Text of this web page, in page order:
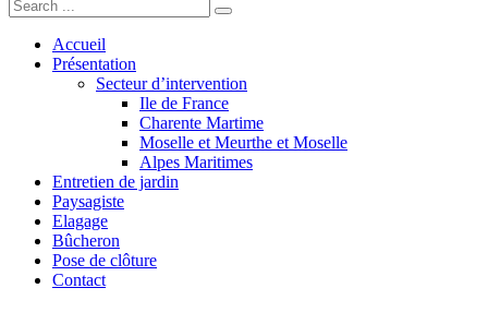
Accueil
Présentation
Secteur d’intervention
Ile de France
Charente Martime
Moselle et Meurthe et Moselle
Alpes Maritimes
Entretien de jardin
Paysagiste
Elagage
Bûcheron
Pose de clôture
Contact